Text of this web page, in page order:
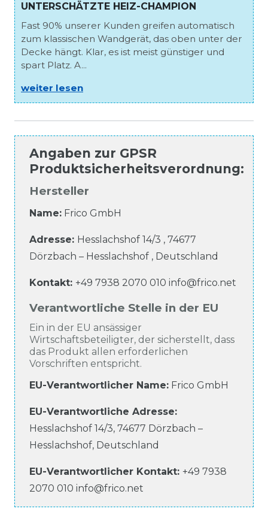
UNTERSCHÄTZTE HEIZ-CHAMPION
Fast 90% unserer Kunden greifen automatisch
zum klassischen Wandgerät, das oben unter der
Decke hängt. Klar, es ist meist günstiger und
spart Platz. A...
weiter lesen
Angaben zur GPSR
Produktsicherheitsverordnung:
Hersteller
Name: Frico GmbH
Adresse: Hesslachshof 14/3 , 74677
Dörzbach – Hesslachshof , Deutschland
Kontakt: +49 7938 2070 010 info@frico.net
Verantwortliche Stelle in der EU
Ein in der EU ansässiger
Wirtschaftsbeteiligter, der sicherstellt, dass
das Produkt allen erforderlichen
Vorschriften entspricht.
EU-Verantwortlicher Name: Frico GmbH
EU-Verantwortliche Adresse:
Hesslachshof 14/3, 74677 Dörzbach –
Hesslachshof, Deutschland
EU-Verantwortlicher Kontakt: +49 7938
2070 010 info@frico.net